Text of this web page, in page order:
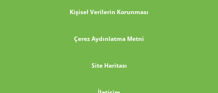
Kişisel Verilerin Korunması
Çerez Aydınlatma Metni
Site Haritası